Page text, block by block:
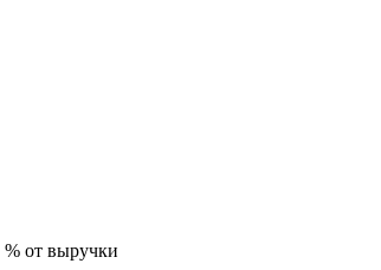
% от выручки